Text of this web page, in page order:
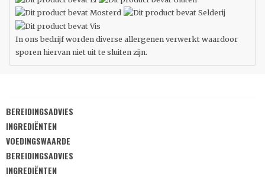
In ons bedrijf worden diverse allergenen verwerkt waardoor
sporen hiervan niet uit te sluiten zijn.
BEREIDINGSADVIES
INGREDIËNTEN
VOEDINGSWAARDE
BEREIDINGSADVIES
INGREDIËNTEN